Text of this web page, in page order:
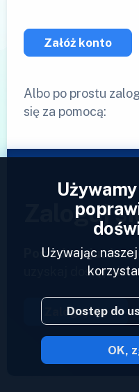
Załóż konto
Albo po prostu
się za pomocą:
Zaloguj
Posiadasz już
uzyskaj dostęp do
Zaloguj się
Używając
Dostęp do
OK,